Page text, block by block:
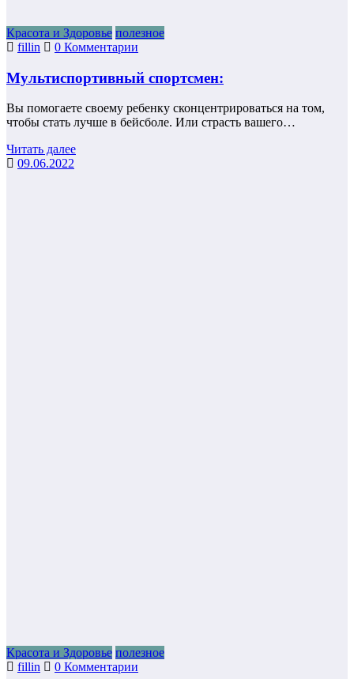
Красота и Здоровье полезное
fillin
0 Комментарии
Мультиспортивный спортсмен:
Вы помогаете своему ребенку сконцентрироваться на том,
чтобы стать лучше в бейсболе. Или страсть вашего…
Читать далее
09.06.2022
Красота и Здоровье полезное
fillin
0 Комментарии